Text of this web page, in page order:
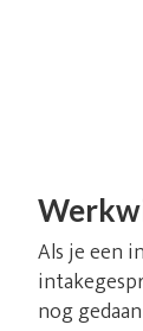
Als je een
nog